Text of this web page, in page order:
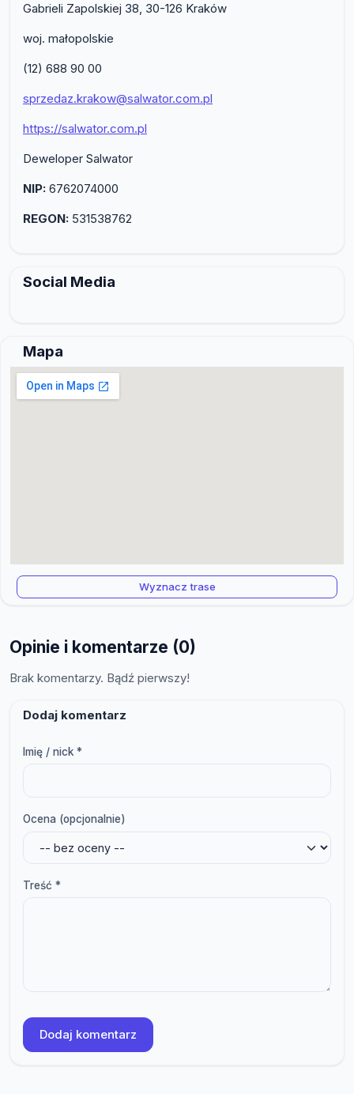
Gabrieli Zapolskiej 38, 30-126 Kraków
woj. małopolskie
(12) 688 90 00
sprzedaz.krakow@salwator.com.pl
https://salwator.com.pl
Deweloper Salwator
NIP: 6762074000
REGON: 531538762
Social Media
Mapa
Wyznacz trase
Opinie i komentarze (0)
Brak komentarzy. Bądź pierwszy!
Dodaj komentarz
Imię / nick *
Ocena (opcjonalnie)
Treść *
Dodaj komentarz